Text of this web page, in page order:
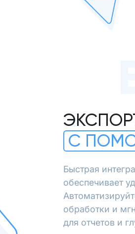
С
Быстрая
обеспечивает
обработки и
для отчетов и